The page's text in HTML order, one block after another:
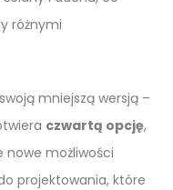
różnymi
mniejszą wersją –
czwartą opcję,
nowe możliwości
projektowania, które